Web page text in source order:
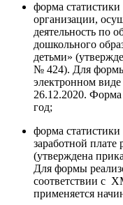
форма
организации,
деятельность по
дошкольного
детьми»
№ 424). Для формы
электронном
26.12.2020. Форма
год;
форма
заработной
(утверждена
Для формы
соответствии с
применяется